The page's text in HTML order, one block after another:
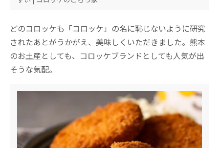
どのコロッケも「コロッケ」の名に恥じないように研究
されたあとがうかがえ、美味しくいただきました。熊本
のお土産としても、コロッケブランドとしても人気が出
そうな気配。